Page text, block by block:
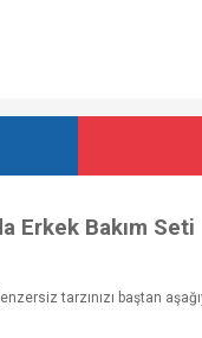
Erkek Bakım Seti
tarzınızı baştan